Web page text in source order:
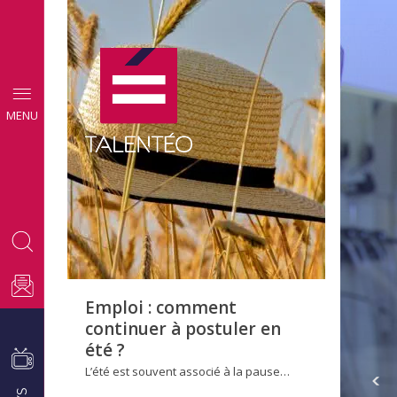
MENU
CONSEILS
EMPLOI
Emploi : comment
continuer à postuler en
été ?
L’été est souvent associé à la pause…